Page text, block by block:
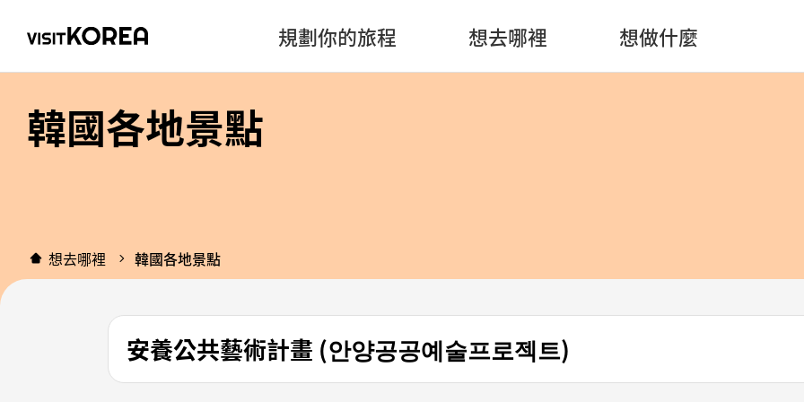
規劃你的旅程 想去哪裡 想做什麼
韓國各地景點
想去哪裡 韓國各地景點
安養公共藝術計畫 (안양공공예술프로젝트)